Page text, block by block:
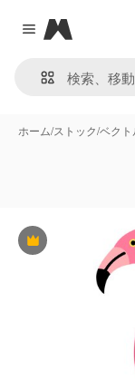
Close menu
Magnific
ホーム/ストック/ベクト
Premium